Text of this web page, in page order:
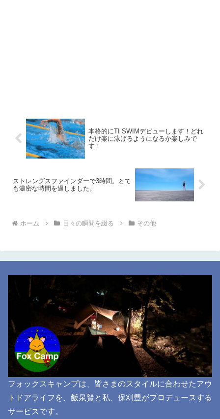
本格的にTI SWIMデビューします！どれ
だけ楽に泳げるようになるか楽しみで
す！
ストレングスファインダーで3時間。とて
も濃密な時間を過しました。
ホーム 日々の瞬間を綴る その他
フォックスキャンプは、皆さまのスタイルに合わせたアウ
トドアライフを、飯泉賢と私、保刈豊がプロデュースする
サービスです。